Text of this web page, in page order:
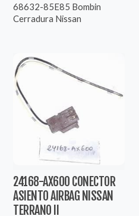
68632-85E85 Bombin
Cerradura Nissan
24168-AX600 CONECTOR
ASIENTO AIRBAG NISSAN
TERRANO II